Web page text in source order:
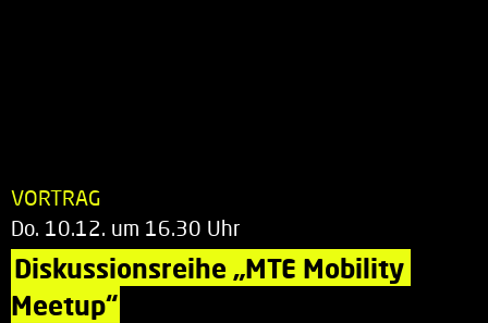
VORTRAG
Do. 10.12. um 16.30 Uhr
Diskussionsreihe „MTE Mobility
Meetup“